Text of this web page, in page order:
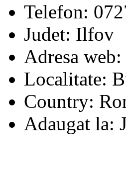
Telefon:
Judet: Ilfov
Adresa web:
Localitate:
Country:
Adaugat la: